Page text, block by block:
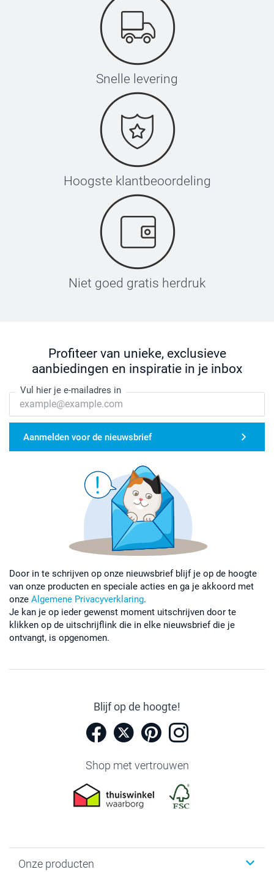
Snelle levering
Hoogste klantbeoordeling
Niet goed gratis herdruk
Profiteer van unieke, exclusieve
aanbiedingen en inspiratie in je inbox
Vul hier je e-mailadres in
Aanmelden voor de nieuwsbrief
Door in te schrijven op onze nieuwsbrief blijf je op de hoogte
van onze producten en speciale acties en ga je akkoord met
onze Algemene Privacyverklaring.
Je kan je op ieder gewenst moment uitschrijven door te
klikken op de uitschrijflink die in elke nieuwsbrief die je
ontvangt, is opgenomen.
Blijf op de hoogte!
Shop met vertrouwen
Onze producten